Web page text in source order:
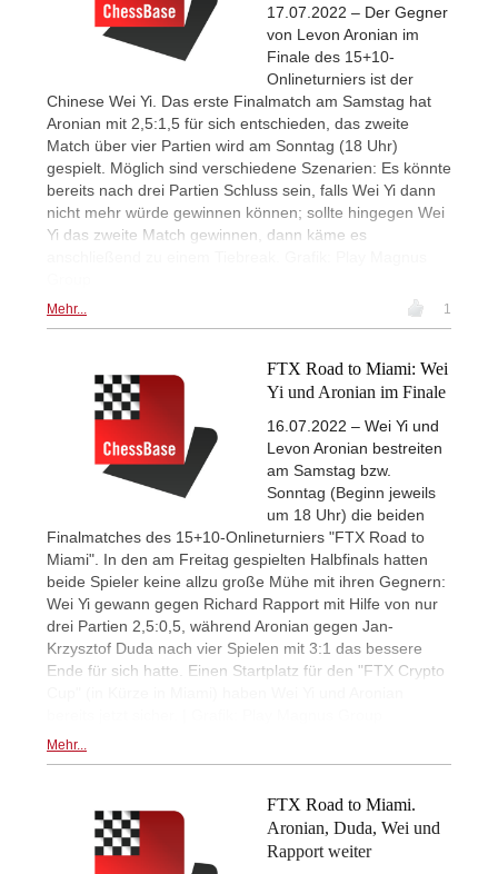
17.07.2022 – Der Gegner
von Levon Aronian im
Finale des 15+10-
Onlineturniers ist der
Chinese Wei Yi. Das erste Finalmatch am Samstag hat
Aronian mit 2,5:1,5 für sich entschieden, das zweite
Match über vier Partien wird am Sonntag (18 Uhr)
gespielt. Möglich sind verschiedene Szenarien: Es könnte
bereits nach drei Partien Schluss sein, falls Wei Yi dann
nicht mehr würde gewinnen können; sollte hingegen Wei
Yi das zweite Match gewinnen, dann käme es
Mehr... 1
FTX Road to Miami: Wei
Yi und Aronian im Finale
16.07.2022 – Wei Yi und
Levon Aronian bestreiten
am Samstag bzw.
Sonntag (Beginn jeweils
um 18 Uhr) die beiden
Finalmatches des 15+10-Onlineturniers "FTX Road to
Miami". In den am Freitag gespielten Halbfinals hatten
beide Spieler keine allzu große Mühe mit ihren Gegnern:
Wei Yi gewann gegen Richard Rapport mit Hilfe von nur
drei Partien 2,5:0,5, während Aronian gegen Jan-
Krzysztof Duda nach vier Spielen mit 3:1 das bessere
Ende für sich hatte. Einen Startplatz für den "FTX Crypto
Mehr...
FTX Road to Miami.
Aronian, Duda, Wei und
Rapport weiter